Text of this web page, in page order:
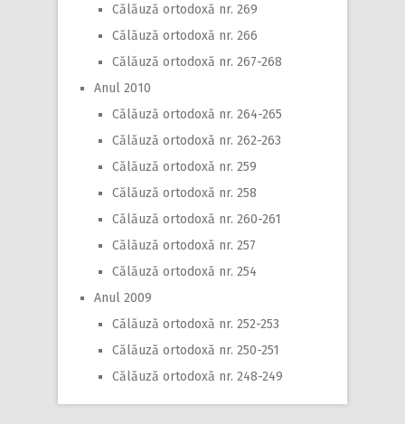
Călăuză ortodoxă nr. 269
Călăuză ortodoxă nr. 266
Călăuză ortodoxă nr. 267-268
Anul 2010
Călăuză ortodoxă nr. 264-265
Călăuză ortodoxă nr. 262-263
Călăuză ortodoxă nr. 259
Călăuză ortodoxă nr. 258
Călăuză ortodoxă nr. 260-261
Călăuză ortodoxă nr. 257
Călăuză ortodoxă nr. 254
Anul 2009
Călăuză ortodoxă nr. 252-253
Călăuză ortodoxă nr. 250-251
Călăuză ortodoxă nr. 248-249